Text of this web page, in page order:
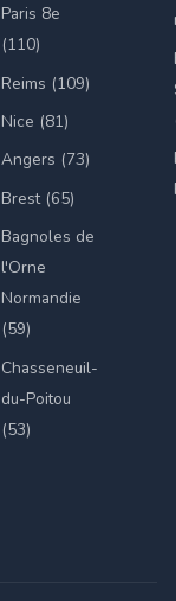
Paris 8e
(110)
Reims (109)
Nice (81)
Angers (73)
Brest (65)
Bagnoles de
l'Orne
Normandie
(59)
Chasseneuil-
du-Poitou
(53)